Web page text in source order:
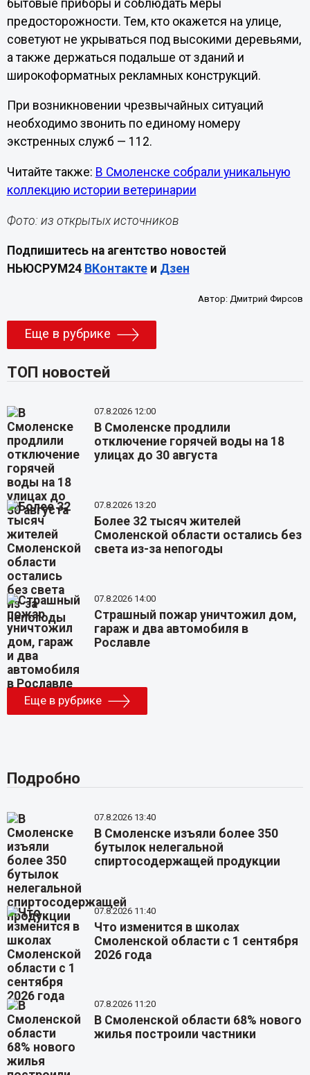
бытовые приборы и соблюдать меры
предосторожности. Тем, кто окажется на улице,
советуют не укрываться под высокими деревьями,
а также держаться подальше от зданий и
широкоформатных рекламных конструкций.
При возникновении чрезвычайных ситуаций
необходимо звонить по единому номеру
экстренных служб — 112.
Читайте также: В Смоленске собрали уникальную
коллекцию истории ветеринарии
Фото: из открытых источников
Подпишитесь на агентство новостей
НЬЮСРУМ24 ВКонтактеи Дзен
Автор: Дмитрий Фирсов
Еще в рубрике
ТОП новостей
07.8.2026 12:00
В Смоленске продлили
отключение горячей воды на 18
улицах до 30 августа
07.8.2026 13:20
Более 32 тысяч жителей
Смоленской области остались без
света из-за непогоды
07.8.2026 14:00
Страшный пожар уничтожил дом,
гараж и два автомобиля в
Рославле
Еще в рубрике
Подробно
07.8.2026 13:40
В Смоленске изъяли более 350
бутылок нелегальной
спиртосодержащей продукции
07.8.2026 11:40
Что изменится в школах
Смоленской области с 1 сентября
2026 года
07.8.2026 11:20
В Смоленской области 68% нового
жилья построили частники